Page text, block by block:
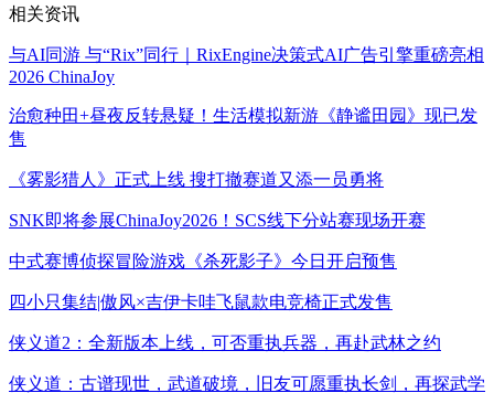
相关资讯
与AI同游 与“Rix”同行｜RixEngine决策式AI广告引擎重磅亮相
2026 ChinaJoy
治愈种田+昼夜反转悬疑！生活模拟新游《静谧田园》现已发
售
《雾影猎人》正式上线 搜打撤赛道又添一员勇将
SNK即将参展ChinaJoy2026！SCS线下分站赛现场开赛
中式赛博侦探冒险游戏《杀死影子》今日开启预售
四小只集结|傲风×吉伊卡哇飞鼠款电竞椅正式发售
侠义道2：全新版本上线，可否重执兵器，再赴武林之约
侠义道：古谱现世，武道破境，旧友可愿重执长剑，再探武学